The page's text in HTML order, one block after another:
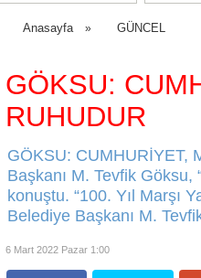
TURGUT’UN EV
SAHİPLİĞİNDE
FLORYA’DA ANLAMLI
Anasayfa » GÜNCEL
GÖKSU:
RUHUDUR
GÖKSU: CUMHURİYET,
Başkanı M. Tevfik Göksu,
konuştu. “100. Yıl Marşı
Belediye Başkanı M.
6 Mart 2022 Pazar 1:00